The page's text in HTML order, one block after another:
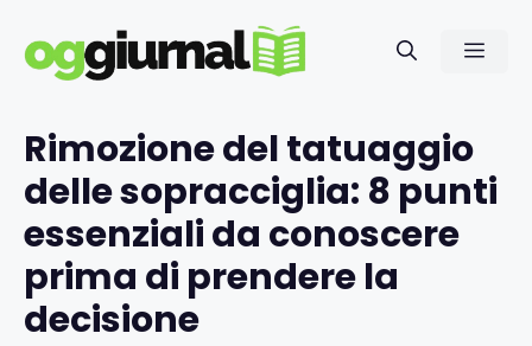
contenuto
Rimozione del tatuaggio
delle sopracciglia: 8 punti
essenziali da conoscere
prima di prendere la
decisione